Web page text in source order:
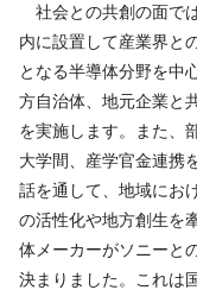
社会との共創の面で
内に設置して産業界と
となる半導体分野を中
方自治体、地元企業と
を実施します。また、
大学間、産学官金連携
話を通して、地域にお
の活性化や地方創生を
体メーカーがソニーと
決まりました。これは